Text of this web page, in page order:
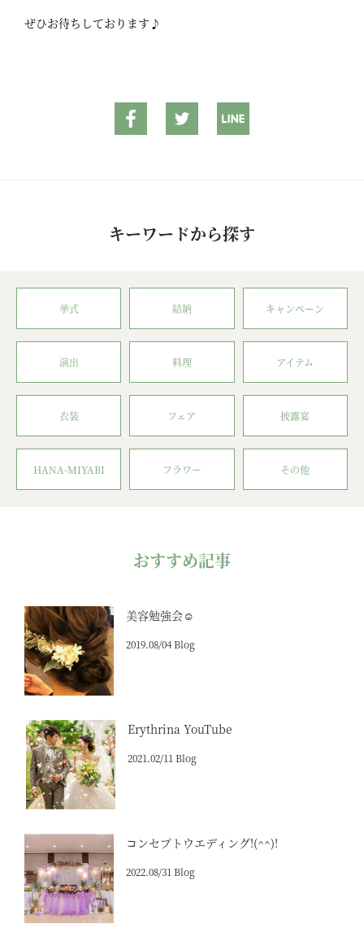
ぜひお待ちしております♪
キーワードから探す
挙式 結納 キャンペーン
演出 料理 アイテム
衣装 フェア 披露宴
HANA-MIYABI フラワー その他
おすすめ記事
美容勉強会☺
2019.08/04 Blog
Erythrina YouTube
2021.02/11 Blog
コンセプトウエディング!(^^)!
2022.08/31 Blog